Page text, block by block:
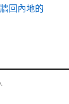
回內地的